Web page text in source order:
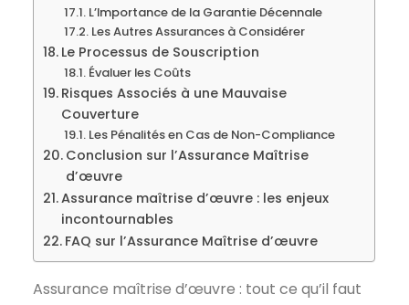
L’Importance de la Garantie Décennale
Les Autres Assurances à Considérer
Le Processus de Souscription
Évaluer les Coûts
Risques Associés à une Mauvaise
Couverture
Les Pénalités en Cas de Non-Compliance
Conclusion sur l’Assurance Maîtrise
d’œuvre
Assurance maîtrise d’œuvre : les enjeux
incontournables
FAQ sur l’Assurance Maîtrise d’œuvre
Assurance maîtrise d’œuvre : tout ce qu’il faut